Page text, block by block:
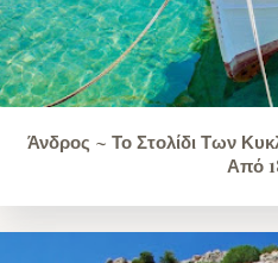
Άνδρος ~ Το Στολίδι Των
Από